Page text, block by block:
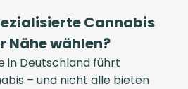
Cannabis
Nähe wählen?
in Deutschland führt
– und nicht alle bieten